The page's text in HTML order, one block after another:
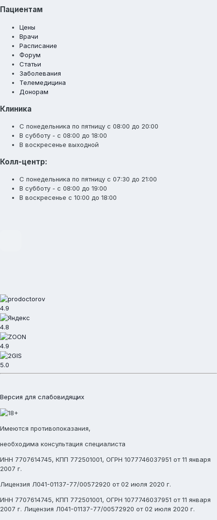
Пациентам
Цены
Врачи
Расписание
Форум
Статьи
Заболевания
Телемедицина
Донорам
Клиника
С понедельника по пятницу с 08:00 до 20:00
В субботу - с 08:00 до 18:00
В воскресенье выходной
Колл-центр:
С понедельника по пятницу с 07:30 до 21:00
В субботу - с 08:00 до 19:00
В воскресенье с 10:00 до 18:00
4.9
4.8
4.9
5.0
Версия для слабовидящих
Имеются противопоказания,
необходима консультация специалиста
ИНН 7707614745, КПП 772501001, ОГРН 1077746037951 от 11 января
2007 г.
Лицензия Л041-01137-77/00572920 от 02 июля 2020 г.
ИНН 7707614745, КПП 772501001, ОГРН 1077746037951 от 11 января
2007 г. Лицензия Л041-01137-77/00572920 от 02 июля 2020 г.